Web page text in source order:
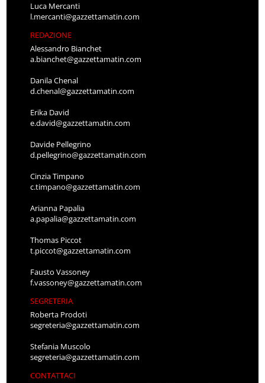
Luca Mercanti
l.mercanti@gazzettamatin.com
REDAZIONE
Alessandro Bianchet
a.bianchet@gazzettamatin.com
Danila Chenal
d.chenal@gazzettamatin.com
Erika David
e.david@gazzettamatin.com
Davide Pellegrino
d.pellegrino@gazzettamatin.com
Cinzia Timpano
c.timpano@gazzettamatin.com
Arianna Papalia
a.papalia@gazzettamatin.com
Thomas Piccot
t.piccot@gazzettamatin.com
Fausto Vassoney
f.vassoney@gazzettamatin.com
SEGRETERIA
Roberta Prodoti
segreteria@gazzettamatin.com
Stefania Muscolo
segreteria@gazzettamatin.com
CONTATTACI